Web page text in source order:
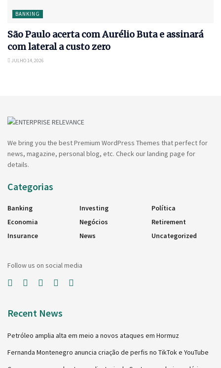
BANKING
São Paulo acerta com Aurélio Buta e assinará
com lateral a custo zero
JULHO 14, 2026
We bring you the best Premium WordPress Themes that perfect for
news, magazine, personal blog, etc. Check our landing page for
details.
Categorias
Banking
Economia
Insurance
Investing
Negócios
News
Política
Retirement
Uncategorized
Follow us on social media
Recent News
Petróleo amplia alta em meio a novos ataques em Hormuz
Fernanda Montenegro anuncia criação de perfis no TikTok e YouTube